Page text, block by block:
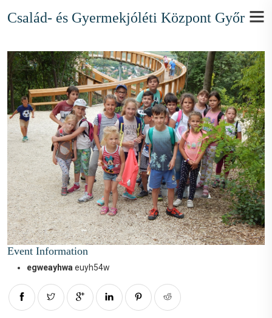
Család- és Gyermekjóléti Központ Győr
Event Information
egweayhwa euyh54w